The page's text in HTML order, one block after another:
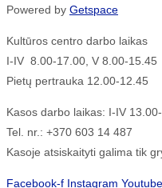
Powered by Getspace
Kultūros centro darbo laikas
I-IV 8.00-17.00, V 8.00-15.45
Pietų pertrauka 12.00-12.45
Kasos darbo laikas: I-IV
Tel. nr.: +370 603 14 487
Kasoje atsiskaityti galima tik
Facebook-f Instagram Youtube